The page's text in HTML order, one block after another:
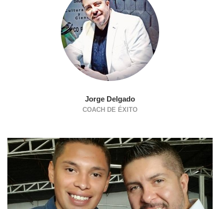
Jorge Delgado
COACH DE ÉXITO